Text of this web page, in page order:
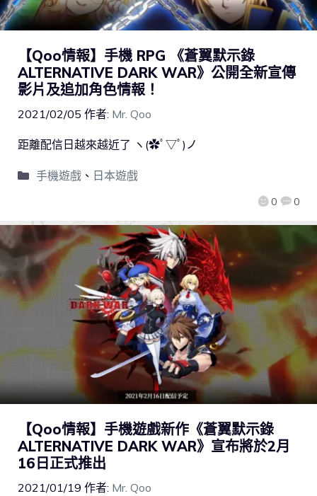
【Qoo情報】手機 RPG 《蒼翼默示錄
ALTERNATIVE DARK WAR》公開全新宣傳
影片及追加角色情報！
2021/02/05 作者: Mr. Qoo
0 0
距離配信日越來越近了 ヽ(✿ﾟ▽ﾟ)ノ
手機遊戲、 日本遊戲
【Qoo情報】手機遊戲新作《蒼翼默示錄
ALTERNATIVE DARK WAR》宣布將於2月
16日正式推出
2021/01/19 作者: Mr. Qoo